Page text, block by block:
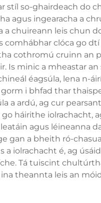
stíl so-ghairdeach do
agus ingearacha a
chuireann leis chun
comhábhar clóca go
cothromú cruinn an
minic a mheastar an
éagsúla, lena n-
i bhfad thar
a ardú, ag cur
háirithe iolrachacht,
agus léineanna
gan a bheith ró-
iolrachacht é, ag
Tá tuiscint
theannta leis an